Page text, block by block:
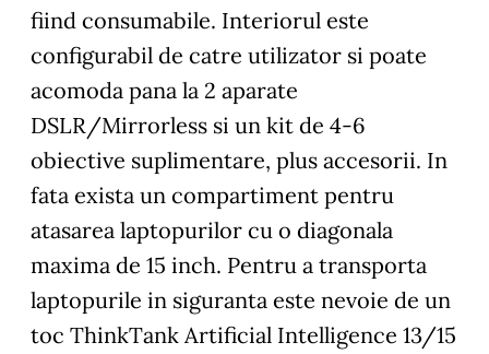
fiind consumabile. Interiorul este
configurabil de catre utilizator si poate
acomoda pana la 2 aparate
DSLR/Mirrorless si un kit de 4-6
obiective suplimentare, plus accesorii. In
fata exista un compartiment pentru
atasarea laptopurilor cu o diagonala
maxima de 15 inch. Pentru a transporta
laptopurile in siguranta este nevoie de un
toc ThinkTank Artificial Intelligence 13/15